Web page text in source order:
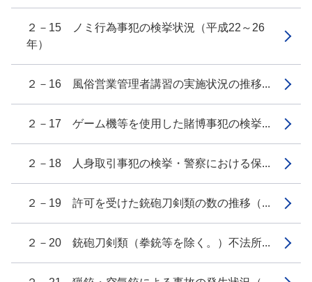
２－15 ノミ行為事犯の検挙状況（平成22～26
年）
２－16 風俗営業管理者講習の実施状況の推移...
２－17 ゲーム機等を使用した賭博事犯の検挙...
２－18 人身取引事犯の検挙・警察における保...
２－19 許可を受けた銃砲刀剣類の数の推移（...
２－20 銃砲刀剣類（拳銃等を除く。）不法所...